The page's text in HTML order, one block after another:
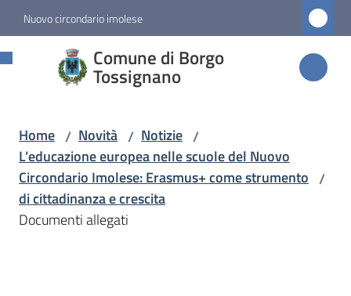
Vai al contenuto
Vai alla navigazione
Vai al footer
Nuovo circondario imolese
Comune di Borgo
Tossignano
Comune di
Borgo
Amministrazione
Novità
Menu selezionato
Home / Novità / Notizie /
L’educazione europea nelle scuole del Nuovo
Circondario Imolese: Erasmus+ come strumento
di cittadinanza e crescita
/
Documenti allegati